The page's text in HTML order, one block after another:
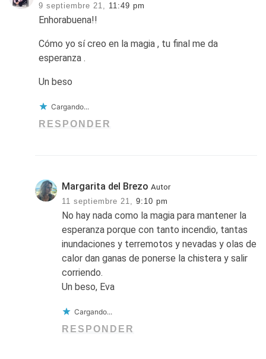
9 septiembre 21, 11:49 pm
Enhorabuena!!
Cómo yo sí creo en la magia , tu final me da
esperanza .
Un beso
Cargando...
RESPONDER
Margarita del Brezo Autor
11 septiembre 21,
9:10 pm
No hay nada como la magia para mantener la
esperanza porque con tanto incendio, tantas
inundaciones y terremotos y nevadas y olas de
calor dan ganas de ponerse la chistera y salir
corriendo.
Un beso, Eva
Cargando...
RESPONDER